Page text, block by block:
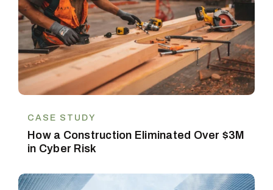
CASE STUDY
How a Construction Eliminated Over $3M
in Cyber Risk